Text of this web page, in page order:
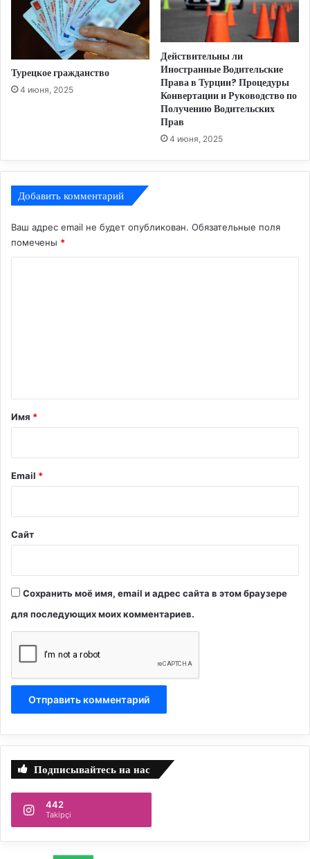
Турецкое гражданство
4 июня, 2025
Действительны ли
Иностранные Водительские
Права в Турции? Процедуры
Конвертации и Руководство по
Получению Водительских
Прав
4 июня, 2025
Добавить комментарий
Ваш адрес email не будет опубликован. Обязательные поля
помечены *
а
й
Имя *
Email *
Сайт
Сохранить моё имя, email и адрес сайта в этом браузере
для последующих моих комментариев.
Подписывайтесь на нас
442
Takipçi